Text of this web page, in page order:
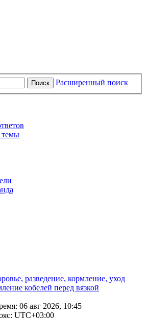
Поиск Расширенный поиск
разведение, кормление, уход
кобелей перед вязкой
06 авг 2026, 10:45
UTC+03:00